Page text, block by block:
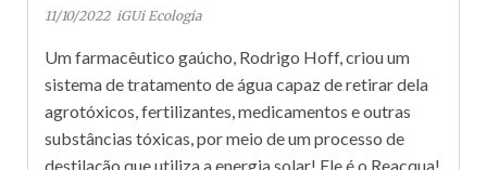
11/10/2022 iGUi Ecologia
Um farmacêutico gaúcho, Rodrigo Hoff, criou um
sistema de tratamento de água capaz de retirar dela
agrotóxicos, fertilizantes, medicamentos e outras
substâncias tóxicas, por meio de um processo de
destilação que utiliza a energia solar! Ele é o Reacqua!